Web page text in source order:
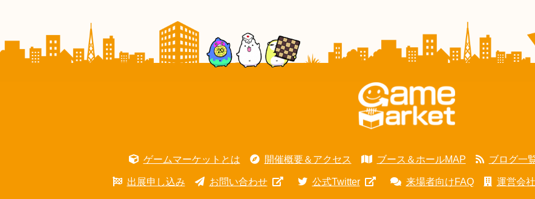
ゲームマーケットとは 開催概要＆アクセス ブース＆ホールMAP ブログ一
出展申し込み お問い合わせ 公式Twitter 来場者向けFAQ 運営会社